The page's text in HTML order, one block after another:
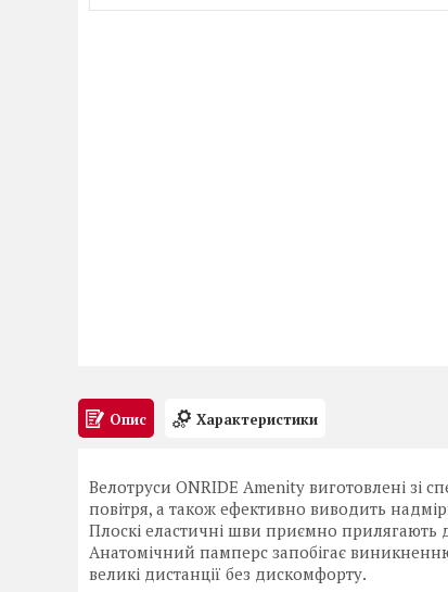
Опис Характеристики
Велотруси ONRIDE Amenity виготовлені зі
повітря, а також ефективно виводить
Плоскі еластичні шви приємно прилягають
Анатомічний памперс запобігає
великі дистанції без дискомфорту.